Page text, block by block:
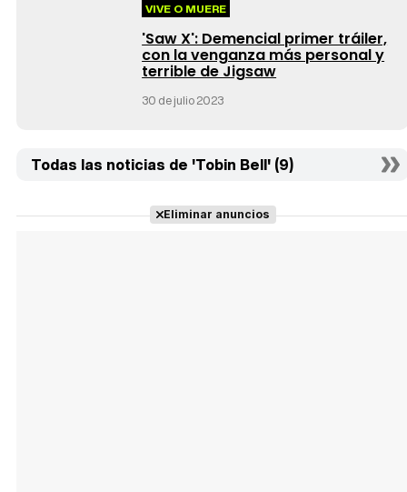
VIVE O MUERE
'Saw X': Demencial primer tráiler,
con la venganza más personal y
terrible de Jigsaw
30 de julio 2023
Todas las noticias de 'Tobin Bell' (9)
Eliminar anuncios